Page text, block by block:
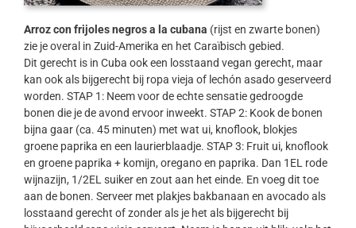
Arroz con frijoles negros a la cubana (rijst en zwarte bonen)
zie je overal in Zuid-Amerika en het Caraïbisch gebied.
Dit gerecht is in Cuba ook een losstaand vegan gerecht, maar
kan ook als bijgerecht bij ropa vieja of lechón asado geserveerd
worden. STAP 1: Neem voor de echte sensatie gedroogde
bonen die je de avond ervoor inweekt. STAP 2: Kook de bonen
bijna gaar (ca. 45 minuten) met wat ui, knoflook, blokjes
groene paprika en een laurierblaadje. STAP 3: Fruit ui, knoflook
en groene paprika + komijn, oregano en paprika. Dan 1EL rode
wijnazijn, 1/2EL suiker en zout aan het einde. En voeg dit toe
aan de bonen. Serveer met plakjes bakbanaan en avocado als
losstaand gerecht of zonder als je het als bijgerecht bij